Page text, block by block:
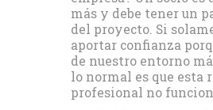
más y debe tener un
del proyecto. Si
aportar confianza
de nuestro entorno
lo normal es que esta
profesional no